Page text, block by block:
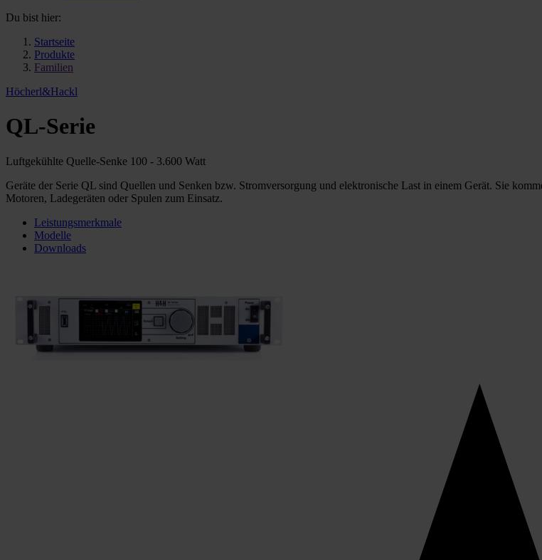
Du bist hier:
Startseite
Produkte
Familien
Höcherl&Hackl
QL-Serie
Luftgekühlte Quelle-Senke 100 - 3.600 Watt
Geräte der Serie QL sind Quellen und Senken bzw. Stromversorgung und elektronische Last in einem Gerät. Sie
Motoren, Ladegeräten oder Spulen zum Einsatz.
Leistungsmerkmale
Modelle
Downloads